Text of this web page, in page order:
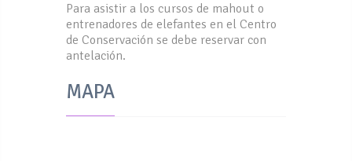
Para asistir a los cursos de mahout o
entrenadores de elefantes en el Centro
de Conservación se debe reservar con
antelación.
MAPA